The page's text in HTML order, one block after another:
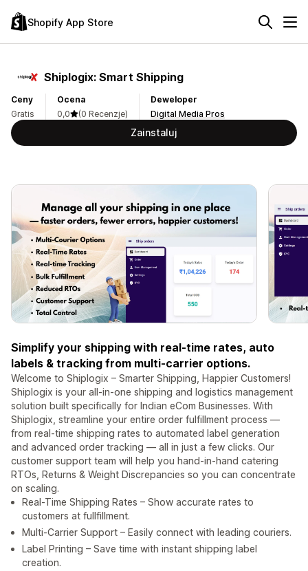
Shopify App Store
Shiplogix: Smart Shipping
Ceny
Gratis
Ocena
0,0
(0 Recenzje)
Deweloper
Digital Media Pros
Zainstaluj
Simplify your shipping with real-time rates, auto
labels & tracking from multi-carrier options.
Welcome to Shiplogix – Smarter Shipping, Happier Customers!
Shiplogix is your all-in-one shipping and logistics management
solution built specifically for Indian eCom Businesses. With
Shiplogix, streamline your entire order fulfillment process —
from real-time shipping rates to automated label generation
and advanced order tracking — all in just a few clicks. Our
customer support team will help you hand-in-hand catering
RTOs, Returns & Weight Discrepancies so you can concentrate
on scaling.
Real-Time Shipping Rates – Show accurate rates to
customers at fullfillment.
Multi-Carrier Support – Easily connect with leading couriers.
Label Printing – Save time with instant shipping label
creation.